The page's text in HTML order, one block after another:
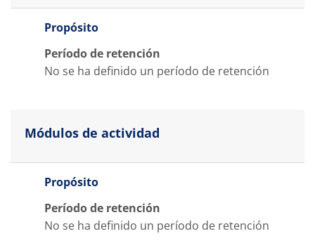
Propósito
Período de retención
No se ha definido un período de retención
Módulos de actividad
Propósito
Período de retención
No se ha definido un período de retención